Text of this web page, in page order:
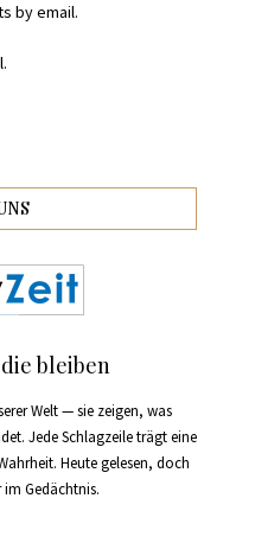
by email.
bleiben
Welt — sie zeigen, was
Jede Schlagzeile trägt eine
Heute gelesen, doch
Gedächtnis.